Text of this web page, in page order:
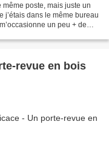
poste, mais juste un
j’étais dans le même bureau
un peu + de
revue en bois